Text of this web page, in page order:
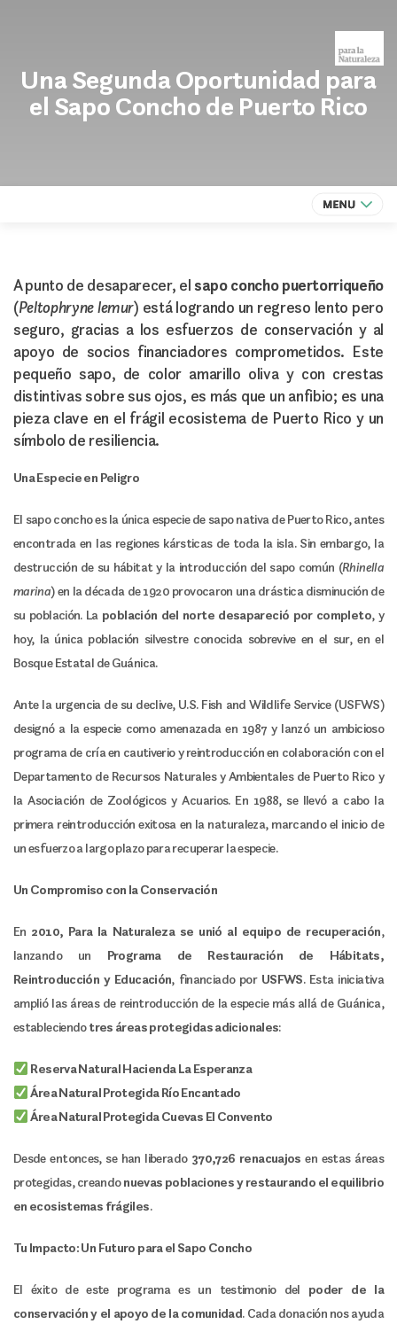
Una Segunda Oportunidad para
el Sapo Concho de Puerto Rico
A punto de desaparecer, el sapo concho puertorriqueño
(Peltophryne lemur) está logrando un regreso lento pero
seguro, gracias a los esfuerzos de conservación y al
apoyo de socios financiadores comprometidos. Este
pequeño sapo, de color amarillo oliva y con crestas
distintivas sobre sus ojos, es más que un anfibio; es una
pieza clave en el frágil ecosistema de Puerto Rico y un
símbolo de resiliencia.
Una Especie en Peligro
El sapo concho es la única especie de sapo nativa de Puerto Rico, antes
encontrada en las regiones kársticas de toda la isla. Sin embargo, la
destrucción de su hábitat y la introducción del sapo común (Rhinella
marina) en la década de 1920 provocaron una drástica disminución de
su población. La población del norte desapareció por completo, y
hoy, la única población silvestre conocida sobrevive en el sur, en el
Bosque Estatal de Guánica.
Ante la urgencia de su declive, U.S. Fish and Wildlife Service (USFWS)
designó a la especie como amenazada en 1987 y lanzó un ambicioso
programa de cría en cautiverio y reintroducción en colaboración con el
Departamento de Recursos Naturales y Ambientales de Puerto Rico y
la Asociación de Zoológicos y Acuarios. En 1988, se llevó a cabo la
primera reintroducción exitosa en la naturaleza, marcando el inicio de
un esfuerzo a largo plazo para recuperar la especie.
Un Compromiso con la Conservación
En 2010, Para la Naturaleza se unió al equipo de recuperación,
lanzando un Programa de Restauración de Hábitats,
Reintroducción y Educación, financiado por USFWS. Esta iniciativa
amplió las áreas de reintroducción de la especie más allá de Guánica,
estableciendotres áreas protegidas adicionales:
Reserva Natural Hacienda La Esperanza
Área Natural Protegida Río Encantado
Área Natural Protegida Cuevas El Convento
Desde entonces, se han liberado 370,726 renacuajos en estas áreas
protegidas, creandonuevas poblaciones y restaurando el equilibrio
en ecosistemas frágiles.
Tu Impacto: Un Futuro para el Sapo Concho
El éxito de este programa es un testimonio del poder de la
conservación y el apoyo de la comunidad. Cada donación nos ayuda